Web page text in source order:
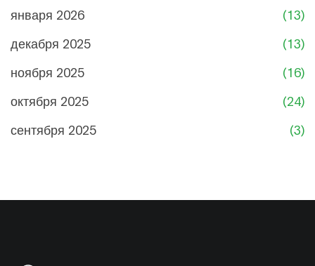
января 2026
(13)
декабря 2025
(13)
ноября 2025
(16)
октября 2025
(24)
сентября 2025
(3)